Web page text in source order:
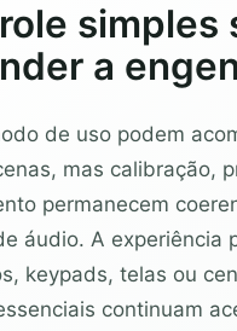
simples
a
de uso podem
mas calibração,
permanecem
áudio. A experiência
keypads, telas ou
continuam